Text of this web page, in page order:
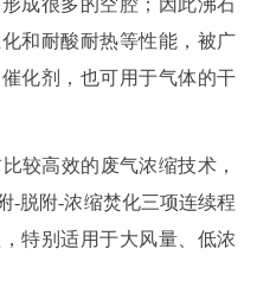
成很多的空腔；因此沸石
和耐酸耐热等性能，被广
化剂，也可用于气体的干
较高效的废气浓缩技术，
-脱附-浓缩焚化三项连续程
特别适用于大风量、低浓